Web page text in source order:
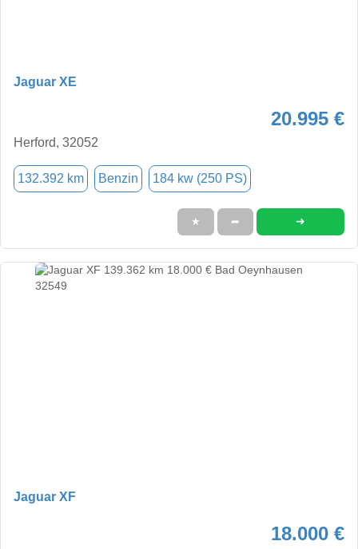
Jaguar XE
20.995 €
Herford, 32052
132.392 km Benzin 184 kw (250 PS)
★ ➦ ➜
Jaguar XF
18.000 €